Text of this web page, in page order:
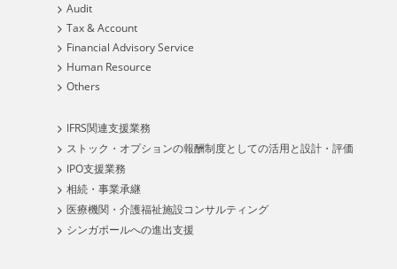
Audit
Tax & Account
Financial Advisory Service
Human Resource
Others
IFRS関連支援業務
ストック・オプションの報酬制度としての活用と設計・評価
IPO支援業務
相続・事業承継
医療機関・介護福祉施設コンサルティング
シンガポールへの進出支援